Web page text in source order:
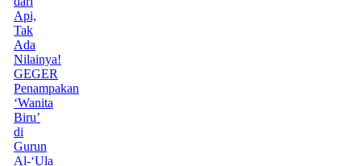
Api,
Tak
Ada
Nilainya!
GEGER
Penampakan
‘Wanita
Biru’
di
Gurun
Al-‘Ula